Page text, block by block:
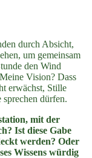
durch Absicht,
um gemeinsam
den Wind
Vision? Dass
erwächst, Stille
dürfen.
mit der
Ist diese Gabe
werden? Oder
Wissens würdig